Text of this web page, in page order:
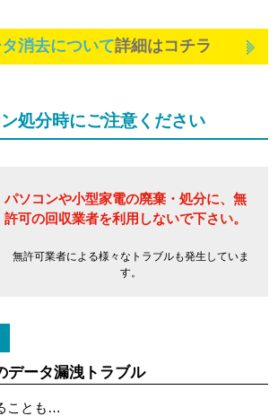
消去について詳細はコチラ
処分時にご注意ください
パソコンや小型家電の廃棄・処分に、 無
許可の回収業者を利用しないで下さい。
無許可業者による様々なトラブルも発生していま
す。
データ漏洩トラブル
ことも…